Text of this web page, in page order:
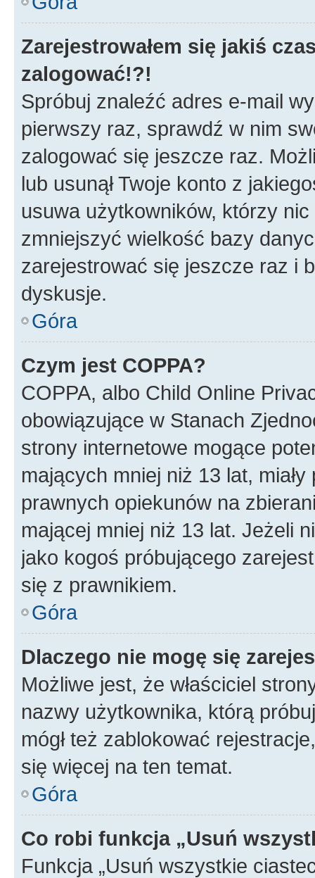
Zarejestrowałem się jakiś
zalogować!?!
Spróbuj znaleźć adres e-mail
pierwszy raz, sprawdź w nim
zalogować się jeszcze raz.
lub usunął Twoje konto z
usuwa użytkowników, którzy
zmniejszyć wielkość bazy
zarejestrować się jeszcze raz i
dyskusje.
Góra
Czym jest COPPA?
COPPA, albo Child Online
obowiązujące w Stanach
strony internetowe mogące
mających mniej niż 13 lat,
prawnych opiekunów na
mającej mniej niż 13 lat. Jeżeli
jako kogoś próbującego
się z prawnikiem.
Góra
Dlaczego nie mogę się
Możliwe jest, że właściciel
nazwy użytkownika, którą
mógł też zablokować
się więcej na ten temat.
Góra
Co robi funkcja „Usuń
Funkcja „Usuń wszystkie